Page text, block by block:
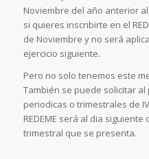
Noviembre del año anterior
si quieres inscribirte en el
de Noviembre y no será
ejercicio siguiente.
Pero no solo tenemos este
También se puede solicitar
periodicas o trimestrales de
REDEME será al dia
trimestral que se presenta.